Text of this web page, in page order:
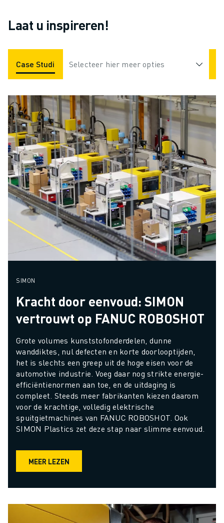
Laat u inspireren!
Case Studies Toepassingen Industrie
Selecteer hier meer opties
SIMON
Kracht door eenvoud: SIMON
vertrouwt op FANUC ROBOSHOT
Grote volumes kunststofonderdelen, dunne
wanddiktes, nul defecten en korte doorlooptijden,
het is slechts een greep uit de hoge eisen voor de
automotive industrie. Voeg daar nog strikte energie-
efficiëntienormen aan toe, en de uitdaging is
compleet. Steeds meer fabrikanten kiezen daarom
voor de krachtige, volledig elektrische
spuitgietmachines van FANUC ROBOSHOT. Ook
SIMON Plastics zet deze stap naar slimme eenvoud.
MEER LEZEN